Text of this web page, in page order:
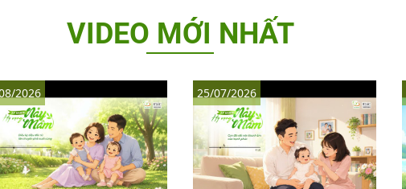
VIDEO MỚI NHẤT
2026 25/07/2026